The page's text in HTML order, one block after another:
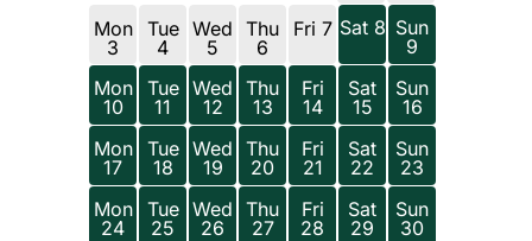
Mon
3
Tue
4
Wed
5
Thu
6
Fri 7 Sat 8 Sun
9
Mon
10
Tue
11
Wed
12
Thu
13
Fri
14
Sat
15
Sun
16
Mon
17
Tue
18
Wed
19
Thu
20
Fri
21
Sat
22
Sun
23
Mon
24
Tue
25
Wed
26
Thu
27
Fri
28
Sat
29
Sun
30